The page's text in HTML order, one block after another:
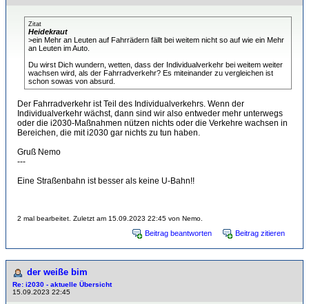
Zitat
Heidekraut
>ein Mehr an Leuten auf Fahrrädern fällt bei weitem nicht so auf wie ein Mehr
an Leuten im Auto.
Du wirst Dich wundern, wetten, dass der Individualverkehr bei weitem weiter
wachsen wird, als der Fahrradverkehr? Es miteinander zu vergleichen ist
schon sowas von absurd.
Der Fahrradverkehr ist Teil des Individualverkehrs. Wenn der
Individualverkehr wächst, dann sind wir also entweder mehr unterwegs
oder die i2030-Maßnahmen nützen nichts oder die Verkehre wachsen in
Bereichen, die mit i2030 gar nichts zu tun haben.
Gruß Nemo
---
Eine Straßenbahn ist besser als keine U-Bahn!!
2 mal bearbeitet. Zuletzt am 15.09.2023 22:45 von Nemo.
Beitrag beantworten Beitrag zitieren
der weiße bim
Re: i2030 - aktuelle Übersicht
15.09.2023 22:45